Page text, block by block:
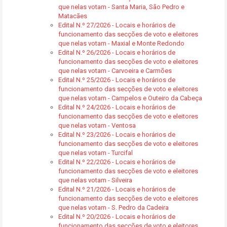
que nelas votam - Santa Maria, São Pedro e
Matacães
Edital N.º 27/2026 - Locais e horários de
funcionamento das secções de voto e eleitores
que nelas votam - Maxial e Monte Redondo
Edital N.º 26/2026 - Locais e horários de
funcionamento das secções de voto e eleitores
que nelas votam - Carvoeira e Carmões
Edital N.º 25/2026 - Locais e horários de
funcionamento das secções de voto e eleitores
que nelas votam - Campelos e Outeiro da Cabeça
Edital N.º 24/2026 - Locais e horários de
funcionamento das secções de voto e eleitores
que nelas votam - Ventosa
Edital N.º 23/2026 - Locais e horários de
funcionamento das secções de voto e eleitores
que nelas votam - Turcifal
Edital N.º 22/2026 - Locais e horários de
funcionamento das secções de voto e eleitores
que nelas votam - Silveira
Edital N.º 21/2026 - Locais e horários de
funcionamento das secções de voto e eleitores
que nelas votam - S. Pedro da Cadeira
Edital N.º 20/2026 - Locais e horários de